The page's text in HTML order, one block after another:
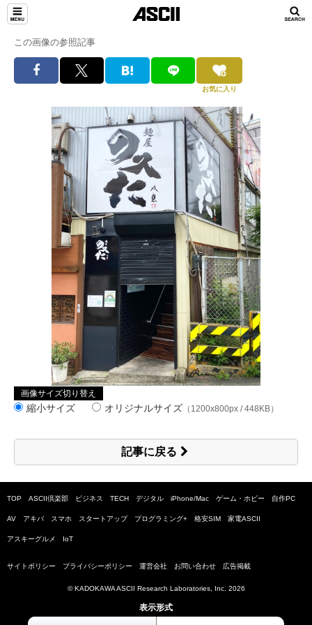
この画像の参照記事
お気に入り
画像サイズ切り替え
縮小サイズ オリジナルサイズ （1200x800px / 448KB）
記事に戻る
TOP ASCII倶楽部 ビジネス TECH デジタル iPhone/Mac ゲーム・ホビー 自作PC
AV アキバ スマホ スタートアップ プログラミング+ 格安SIM 家電ASCII
アスキーグルメ IoT
サイトポリシー プライバシーポリシー 運営会社 お問い合わせ 広告掲載
© KADOKAWA ASCII Research Laboratories, Inc. 2026
表示形式